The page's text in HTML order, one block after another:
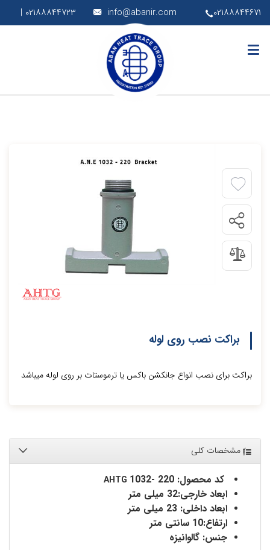
info@abanir.com ۰۲۱۸۸۸۴۴۷۲۳ | ۰۲۱۸۸۸۴۴۶۷۱
براکت نصب روی لوله
براکت برای نصب انواع جانکشن باکس یا ترموستات بر روی لوله میباشد
مشخصات کلی
کد محصول: AHTG 1032- 220
ابعاد خارجی:32 میلی متر
ابعاد داخلی: 23 میلی متر
ارتفاع:10 سانتی متر
جنس: گالوانیزه